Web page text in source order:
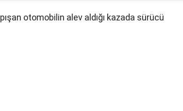
otomobilin alev aldığı kazada sürücü